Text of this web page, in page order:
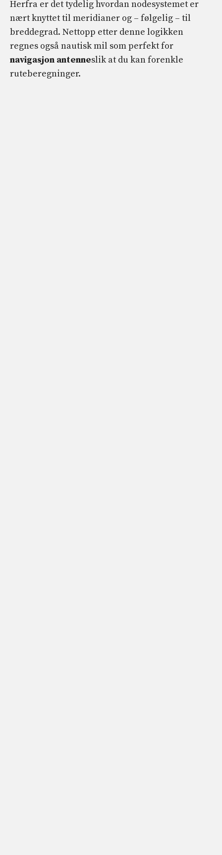
Herfra er det tydelig hvordan nodesystemet er
nært knyttet til meridianer og – følgelig – til
breddegrad. Nettopp etter denne logikken
regnes også nautisk mil som perfekt for
navigasjon antenneslik at du kan forenkle
ruteberegninger.